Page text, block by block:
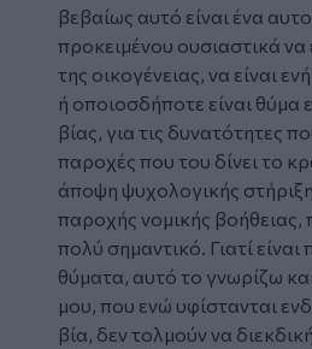
βεβαίως αυτό είναι ένα
προκειμένου ουσιαστικά να
της οικογένειας, να είναι
ή οποιοσδήποτε είναι θύμα
βίας, για τις δυνατότητες
παροχές που του δίνει το
άποψη ψυχολογικής
παροχής νομικής βοήθειας,
πολύ σημαντικό. Γιατί
θύματα, αυτό το γνωρίζω
μου, που ενώ υφίστανται
βία, δεν τολμούν να